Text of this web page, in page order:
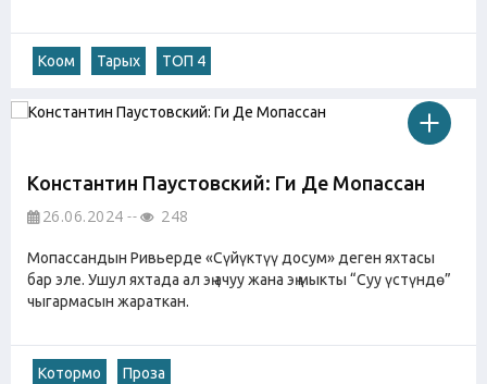
Коом Тарых ТОП 4
Константин Паустовский: Ги Де Мопассан
26.06.2024 248
Мопассандын Ривьерде «Сүйүктүү досум» деген яхтасы
бар эле. Ушул яхтада ал эң ачуу жана эң мыкты “Суу үстүндө”
чыгармасын жараткан.
Котормо Проза